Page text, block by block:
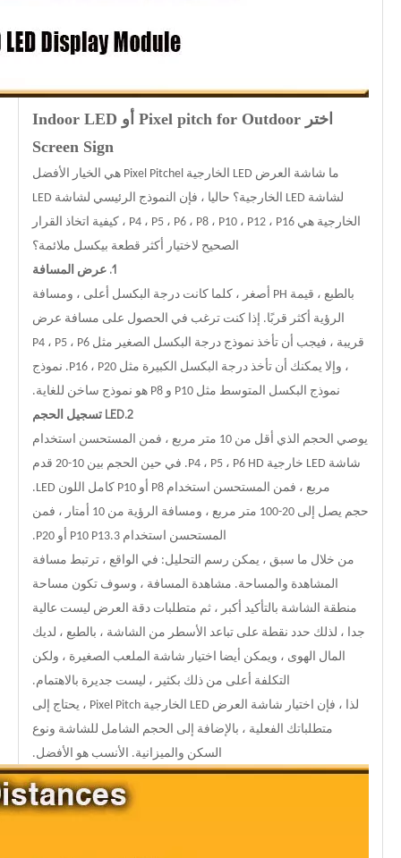
اختر Pixel pitch for Outdoor أو Indoor LED
Screen Sign
ما شاشة العرض LED الخارجية Pixel Pitchel هي الخيار الأفضل
لشاشة LED الخارجية؟ حاليا ، فإن النموذج الرئيسي لشاشة LED
الخارجية هي P4 ، P5 ، P6 ، P8 ، P10 ، P12 ، P16 ، كيفية اتخاذ القرار
الصحيح لاختيار أكثر قطعة بيكسل ملائمة؟
1. عرض المسافة
بالطبع ، قيمة PH أصغر ، كلما كانت درجة البكسل أعلى ، ومسافة
الرؤية أكثر قربًا. إذا كنت ترغب في الحصول على مسافة عرض
قريبة ، فيجب أن تأخذ نموذج درجة البكسل الصغير مثل P4 ، P5 ، P6
، وإلا يمكنك أن تأخذ درجة البكسل الكبيرة مثل P16 ، P20. نموذج
نموذج البكسل المتوسط ​​مثل P10 و P8 هو نموذج ساخن للغاية.
2.LED تسجيل الحجم
يوصي الحجم الذي أقل من 10 متر مربع ، فمن المستحسن استخدام
شاشة LED خارجية P4 ، P5 ، P6 HD. في حين الحجم بين 10-20 قدم
مربع ، فمن المستحسن استخدام P8 أو P10 كامل اللون LED.
حجم يصل إلى 20-100 متر مربع ، ومسافة الرؤية من 10 أمتار ، فمن
المستحسن استخدام P10 P13.3 أو P20.
من خلال ما سبق ، يمكن رسم التحليل: في الواقع ، ترتبط مسافة
المشاهدة والمساحة. مشاهدة المسافة ، وسوف تكون مساحة
منطقة الشاشة بالتأكيد أكبر ، ثم متطلبات دقة العرض ليست عالية
جدا ، لذلك حدد نقطة على تباعد الأسطر من الشاشة ، بالطبع ، لديك
المال الهوى ، ويمكن أيضا اختيار شاشة الملعب الصغيرة ، ولكن
التكلفة أعلى من ذلك بكثير ، ليست جديرة بالاهتمام.
لذا ، فإن اختيار شاشة العرض LED الخارجية Pixel Pitch ، يحتاج إلى
متطلباتك الفعلية ، بالإضافة إلى الحجم الشامل للشاشة ونوع
السكن والميزانية. الأنسب هو الأفضل.